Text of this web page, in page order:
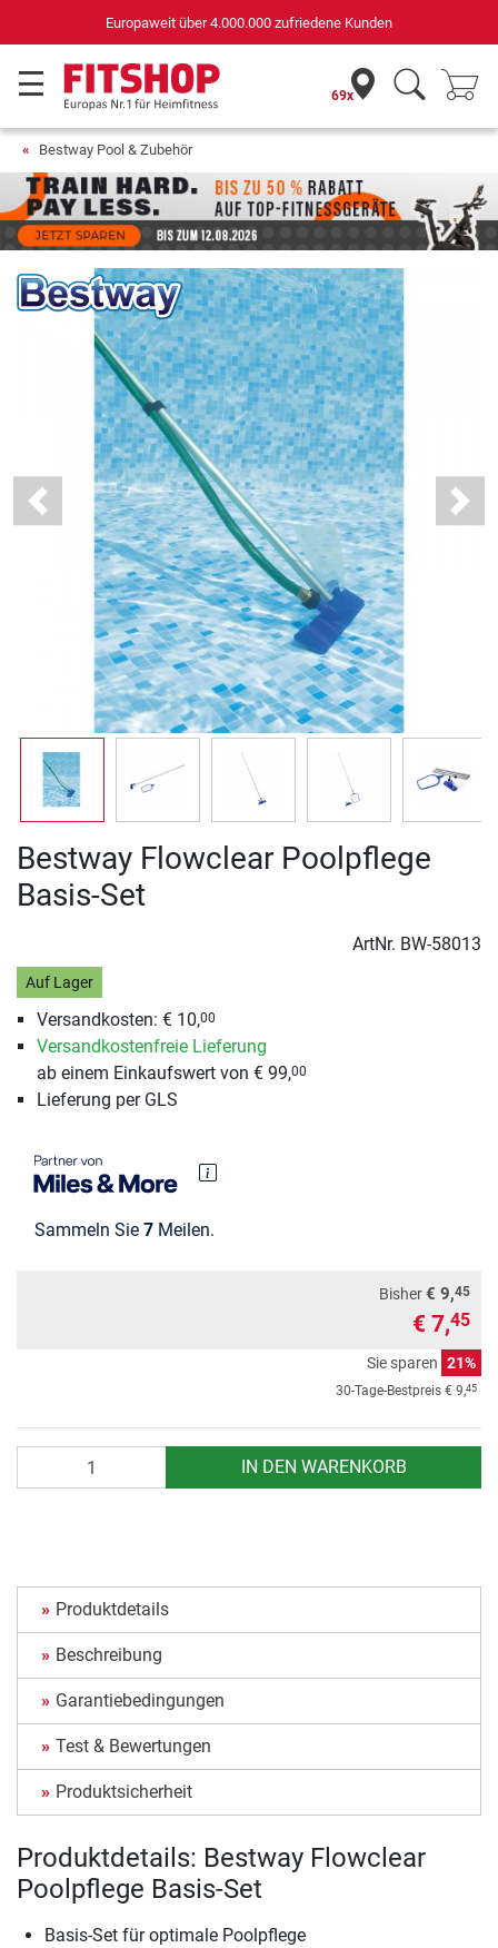
Europaweit über 4.000.000 zufriedene Kunden
69x
Bestway Pool & Zubehör
Previous Next
Bestway Flowclear Poolpflege
Basis-Set
ArtNr. BW-58013
Auf Lager
Versandkosten: € 10,00
Versandkostenfreie Lieferung
ab einem Einkaufswert von € 99,00
Lieferung per GLS
Sammeln Sie 7 Meilen.
Bisher€ 9,45
€ 7,45
Sie sparen 21%
30-Tage-Bestpreis € 9,45
IN DEN WARENKORB
Produktdetails
Beschreibung
Garantiebedingungen
Test & Bewertungen
Produktsicherheit
Produktdetails: Bestway Flowclear
Poolpflege Basis-Set
Basis-Set für optimale Poolpflege